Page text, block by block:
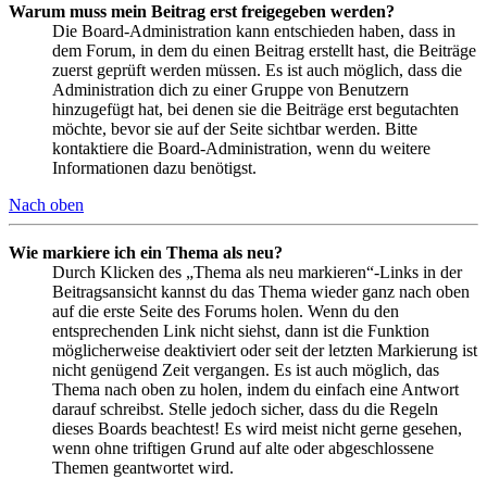
Warum muss mein Beitrag erst freigegeben werden?
Die Board-Administration kann entschieden haben, dass in
dem Forum, in dem du einen Beitrag erstellt hast, die Beiträge
zuerst geprüft werden müssen. Es ist auch möglich, dass die
Administration dich zu einer Gruppe von Benutzern
hinzugefügt hat, bei denen sie die Beiträge erst begutachten
möchte, bevor sie auf der Seite sichtbar werden. Bitte
kontaktiere die Board-Administration, wenn du weitere
Informationen dazu benötigst.
Nach oben
Wie markiere ich ein Thema als neu?
Durch Klicken des „Thema als neu markieren“-Links in der
Beitragsansicht kannst du das Thema wieder ganz nach oben
auf die erste Seite des Forums holen. Wenn du den
entsprechenden Link nicht siehst, dann ist die Funktion
möglicherweise deaktiviert oder seit der letzten Markierung ist
nicht genügend Zeit vergangen. Es ist auch möglich, das
Thema nach oben zu holen, indem du einfach eine Antwort
darauf schreibst. Stelle jedoch sicher, dass du die Regeln
dieses Boards beachtest! Es wird meist nicht gerne gesehen,
wenn ohne triftigen Grund auf alte oder abgeschlossene
Themen geantwortet wird.